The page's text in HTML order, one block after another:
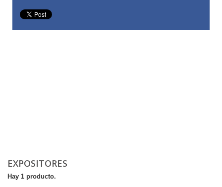
EXPOSITORES
Hay 1 producto.